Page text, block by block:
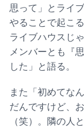
思って」とライ
やることで起こ
ライブハウスじ
メンバーとも『
した」と語る。
また「初めてな
だんですけど、
（笑）。隣の人